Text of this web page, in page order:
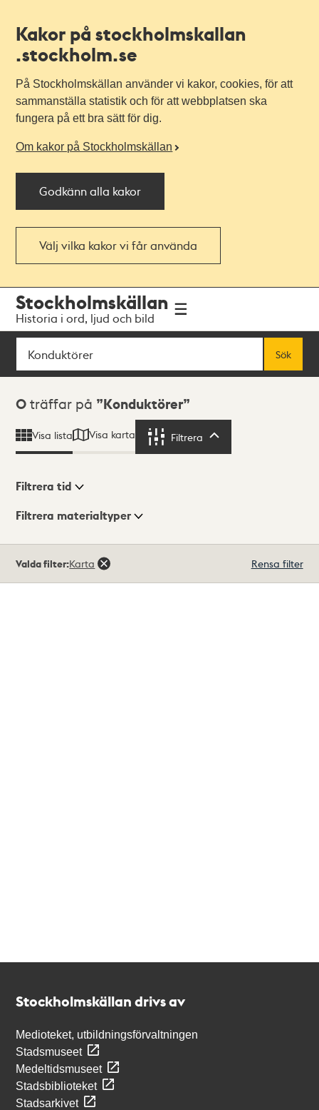
Kakor på stockholmskallan
.stockholm.se
På Stockholmskällan använder vi kakor, cookies, för att
sammanställa statistik och för att webbplatsen ska
fungera på ett bra sätt för dig.
Om kakor på Stockholmskällan
Godkänn alla kakor
Välj vilka kakor vi får använda
navigationen
huvudinnehållet
Stockholmskällan
Historia i ord, ljud och bild
Sök
Sök
Sökresultat
0 träffar på Konduktörer
Visa lista Visa karta Filtrera
Visningsläge
Filtrera tid
Filtrera materialtyper
träffar
Valda filter:Karta Rensa filter
Stockholmskällan drivs av
Medioteket, utbildningsförvaltningen
Stadsmuseet
Medeltidsmuseet
Stadsbiblioteket
Stadsarkivet